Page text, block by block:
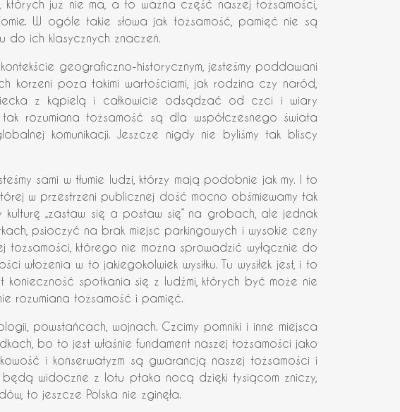
już nie ma, a to ważna część naszej tożsamości,
W ogóle takie słowa jak tożsamość, pamięć nie są
do ich klasycznych znaczeń.
geograficzno-historycznym, jesteśmy poddawani
korzeni poza takimi wartościami, jak rodzina czy naród,
z kąpielą i całkowicie odsądzać od czci i wiary
rozumiana tożsamość są dla współczesnego świata
komunikacji. Jeszcze nigdy nie byliśmy tak bliscy
sami w tłumie ludzi, którzy mają podobnie jak my. I to
w przestrzeni publicznej dość mocno obśmiewamy tak
„zastaw się a postaw się” na grobach, ale jednak
psioczyć na brak miejsc parkingowych i wysokie ceny
tożsamości, którego nie można sprowadzić wyłącznie do
włożenia w to jakiegokolwiek wysiłku. Tu wysiłek jest, i to
konieczność spotkania się z ludźmi, których być może nie
rozumiana tożsamość i pamięć.
powstańcach, wojnach. Czcimy pomniki i inne miejsca
bo to jest właśnie fundament naszej tożsamości jako
i konserwatyzm są gwarancją naszej tożsamości i
widoczne z lotu ptaka nocą dzięki tysiącom zniczy,
to jeszcze Polska nie zginęła.